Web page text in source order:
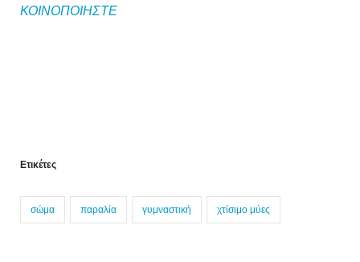
ΚΟΙΝΟΠΟΙΗΣΤΕ
Ετικέτες
σώμα παραλία γυμναστική χτίσιμο μύες